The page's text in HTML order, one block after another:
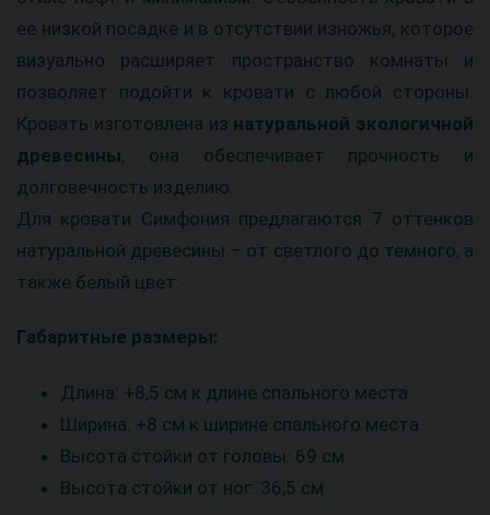
ее низкой посадке и в отсутствии изножья, которое
визуально расширяет пространство комнаты и
позволяет подойти к кровати с любой стороны.
Кровать изготовлена из натуральной экологичной
древесины, она обеспечивает прочность и
долговечность изделию.
Для кровати Симфония предлагаются 7 оттенков
натуральной древесины – от светлого до темного, а
также белый цвет.
Габаритные размеры:
Длина: +8,5 см к длине спального места
Ширина: +8 см к ширине спального места
Высота стойки от головы: 69 см
Высота стойки от ног: 36,5 см